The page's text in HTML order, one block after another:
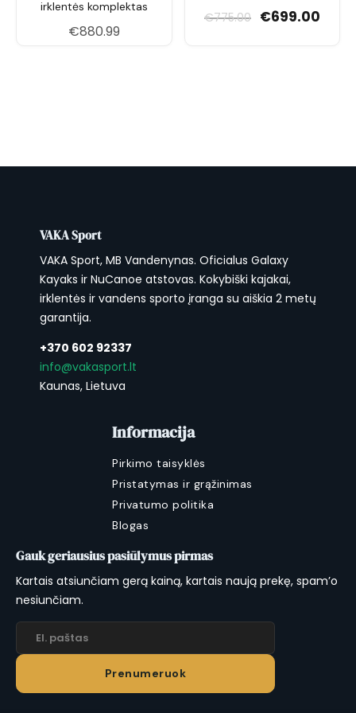
Komplektacija
Super Pump II aukšto slėgio siurblys su
irklentės komplektas
€880.99
€775.00 Original price
€699.00
VAKA Sport
VAKA Sport, MB Vandenynas. Oficialus Galaxy
Kayaks ir NuCanoe atstovas. Kokybiški kajakai,
irklentės ir vandens sporto įranga su aiškia 2 metų
garantija.
+370 602 92337
info@vakasport.lt
Kaunas, Lietuva
Informacija
Pirkimo taisyklės
Pristatymas ir grąžinimas
Privatumo politika
Blogas
Gauk geriausius pasiūlymus pirmas
Kartais atsiunčiam gerą kainą, kartais naują prekę, spam’o
nesiunčiam.
Prenumeruok